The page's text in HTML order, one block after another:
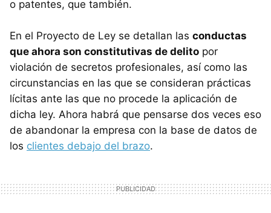
o patentes, que también.
En el Proyecto de Ley se detallan las conductas
que ahora son constitutivas de delito por
violación de secretos profesionales, así como las
circunstancias en las que se consideran prácticas
lícitas ante las que no procede la aplicación de
dicha ley. Ahora habrá que pensarse dos veces eso
de abandonar la empresa con la base de datos de
los clientes debajo del brazo.